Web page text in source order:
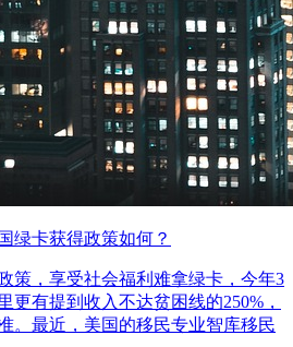
绿卡获得政策如何？
策，享受社会福利难拿绿卡，今年3
更有提到收入不达贫困线的250%，
。最近，美国的移民专业智库移民